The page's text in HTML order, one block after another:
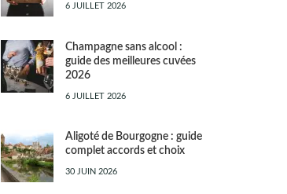
6 JUILLET 2026
Champagne sans alcool :
guide des meilleures cuvées
2026
6 JUILLET 2026
Aligoté de Bourgogne : guide
complet accords et choix
30 JUIN 2026